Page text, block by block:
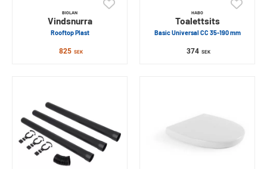
BIOLAN
Vindsnurra
Rooftop Plast
825 SEK
HABO
Toalettsits
Basic Universal CC 35-190 mm
374 SEK